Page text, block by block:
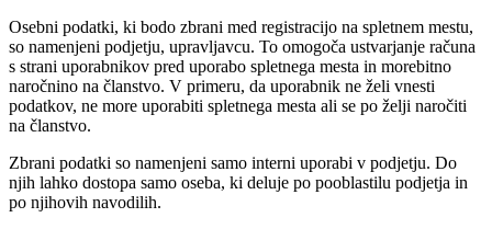
Osebni podatki, ki bodo zbrani med registracijo na spletnem mestu,
so namenjeni podjetju, upravljavcu. To omogoča ustvarjanje računa
s strani uporabnikov pred uporabo spletnega mesta in morebitno
naročnino na članstvo. V primeru, da uporabnik ne želi vnesti
podatkov, ne more uporabiti spletnega mesta ali se po želji naročiti
na članstvo.
Zbrani podatki so namenjeni samo interni uporabi v podjetju. Do
njih lahko dostopa samo oseba, ki deluje po pooblastilu podjetja in
po njihovih navodilih.